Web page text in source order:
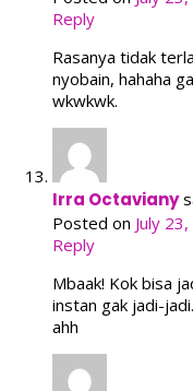
Reply
Rasanya tidak
nyobain, hahaha
wkwkwk.
Irra Octaviany
Posted on July
Reply
Mbaak! Kok bisa
instan gak jadi-
ahh